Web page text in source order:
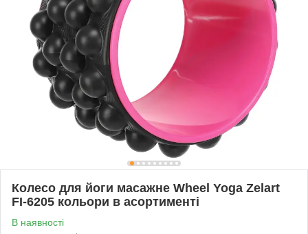
Колесо для йоги масажне Wheel Yoga Zelart
FI-6205 кольори в асортименті
В наявності